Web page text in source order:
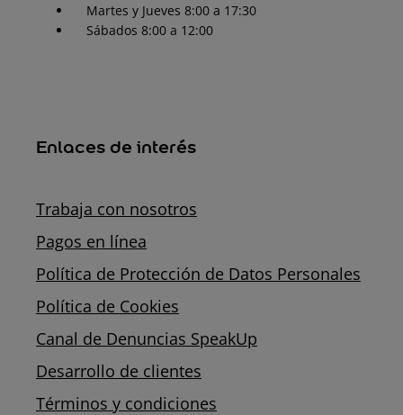
Martes y Jueves 8:00 a 17:30
Sábados 8:00 a 12:00
Enlaces de interés
Trabaja con nosotros
Pagos en línea
Política de Protección de Datos Personales
Política de Cookies
Canal de Denuncias SpeakUp
Desarrollo de clientes
Términos y condiciones